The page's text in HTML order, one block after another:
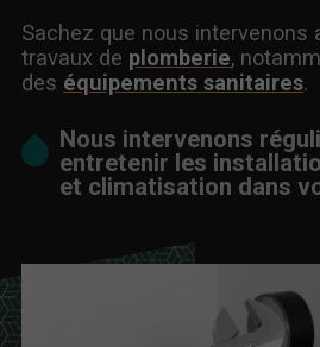
Sachez que nous intervenons
travaux de plomberie,
des équipements sanitaires.
Nous intervenons
entretenir les
et climatisation dans